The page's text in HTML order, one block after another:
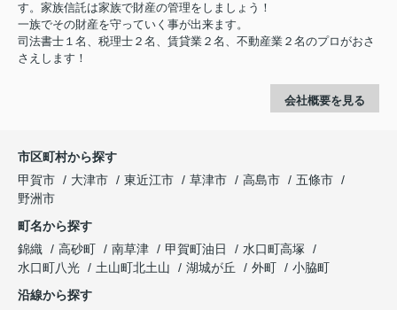
す。家族信託は家族で財産の管理をしましょう！
一族でその財産を守っていく事が出来ます。
司法書士１名、税理士２名、賃貸業２名、不動産業２名のプロがおさ
さえします！
会社概要を見る
市区町村から探す
甲賀市
大津市 東近江市 草津市 高島市
五條市
野洲市
町名から探す
錦織
高砂町 南草津 甲賀町油日
水口町高塚
水口町八光
土山町北土山 湖城が丘 外町
小脇町
沿線から探す